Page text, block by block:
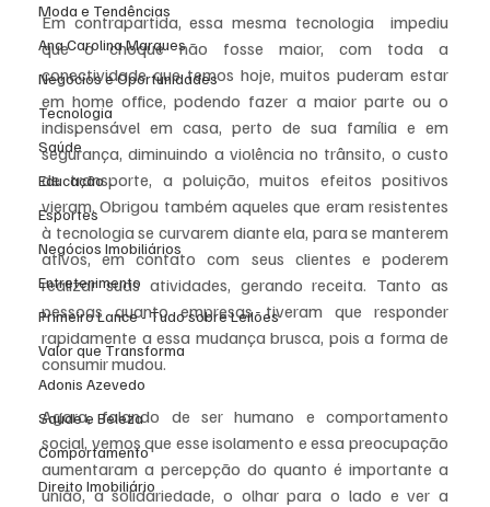
Moda e Tendências
Ana Carolina Marques
Negócios e Oportunidades
Tecnologia
Saúde
Educação
Esportes
Negócios Imobiliários
Entretenimento
Primeiro Lance - Tudo sobre Leilões
Valor que Transforma
Adonis Azevedo
Saúde e Beleza
Comportamento
Direito Imobiliário
Em contrapartida, essa mesma tecnologia  impediu
que o choque não fosse maior, com toda a
conectividade que temos hoje, muitos puderam estar
em home office, podendo fazer a maior parte ou o
indispensável em casa, perto de sua família e em
segurança, diminuindo a violência no trânsito, o custo
de transporte, a poluição, muitos efeitos positivos
vieram. Obrigou também aqueles que eram resistentes
à tecnologia se curvarem diante ela, para se manterem
ativos, em contato com seus clientes e poderem
realizar suas atividades, gerando receita. Tanto as
pessoas quanto empresas tiveram que responder
rapidamente a essa mudança brusca, pois a forma de
consumir mudou.
Agora, falando de ser humano e comportamento
social, vemos que esse isolamento e essa preocupação
aumentaram a percepção do quanto é importante a
união, a solidariedade, o olhar para o lado e ver a